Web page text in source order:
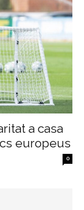
a casa
europeus
0